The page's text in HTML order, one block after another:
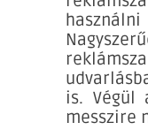
is. Végül
messzire